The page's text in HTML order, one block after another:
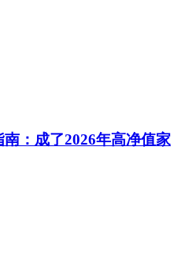
：成了2026年高净值家